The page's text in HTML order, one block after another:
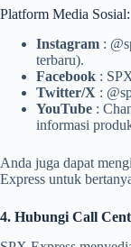
Platform Media Sosial:
Instagram :
terbaru).
Facebook :
Twitter/X :
YouTube :
informasi
Anda juga dapat
Express untuk
4. Hubungi Call